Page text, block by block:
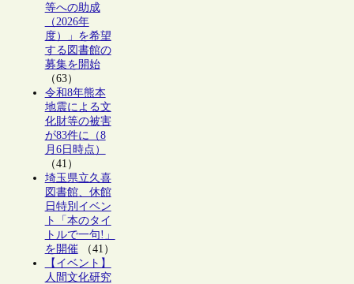
等への助成
（2026年
度）」を希望
する図書館の
募集を開始
（63）
令和8年熊本
地震による文
化財等の被害
が83件に（8
月6日時点）
（41）
埼玉県立久喜
図書館、休館
日特別イベン
ト「本のタイ
トルで一句!」
を開催（41）
【イベント】
人間文化研究